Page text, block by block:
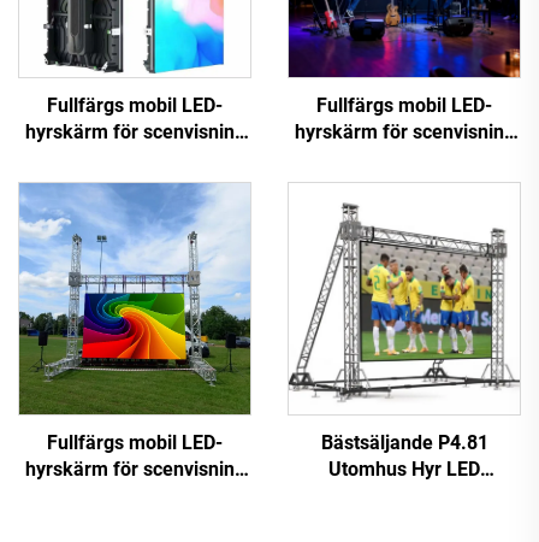
Fullfärgs mobil LED-
hyrskärm för scenvisning
visuella effekter
Fullfärgs mobil LED-
hyrskärm för scenvisning
visuella effekter
Fullfärgs mobil LED-
hyrskärm för scenvisning
Bästsäljande P4.81
Utomhus Hyr LED